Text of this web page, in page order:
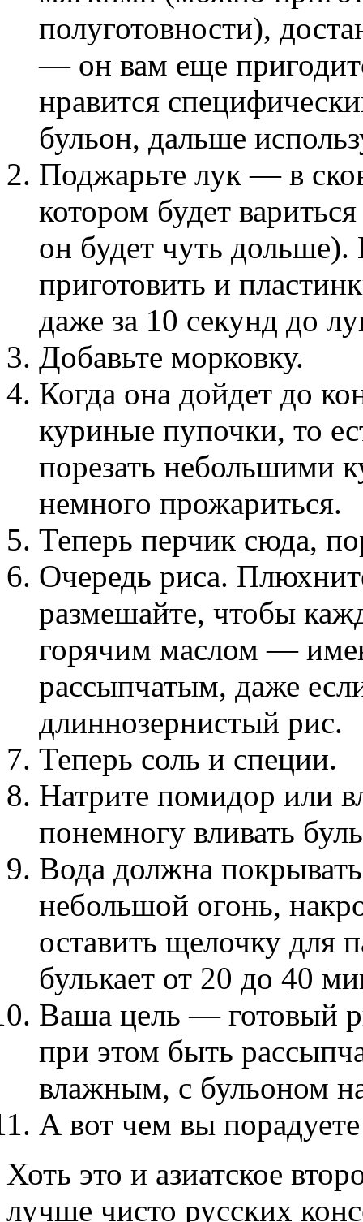
полуготовности),
— он вам еще
нравится
бульон, дальше
Поджарьте лук — в
котором будет
он будет чуть
приготовить и
даже за 10 секунд до
Добавьте морковку.
Когда она дойдет до
куриные пупочки, то
порезать небольшими
немного прожариться.
Теперь перчик сюда,
Очередь риса.
размешайте, чтобы
горячим маслом —
рассыпчатым, даже
длиннозернистый рис.
Теперь соль и специи.
Натрите помидор или
понемногу вливать
Вода должна
небольшой огонь,
оставить щелочку для
булькает от 20 до 40
Ваша цель — готовый
при этом быть
влажным, с бульоном
А вот чем вы
Хоть это и азиатское
лучше чисто русских